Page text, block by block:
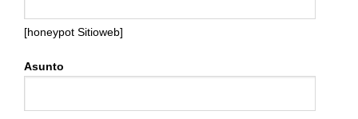
[honeypot Sitioweb]
Asunto